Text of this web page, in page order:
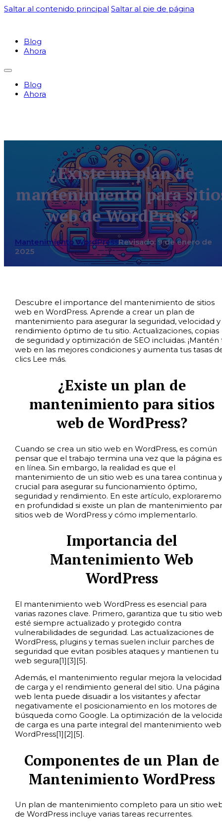
Saltar al contenido principal Saltar al pie de página
Blog
Ahora
Blog
Ahora
¿Existe un plan de
mantenimiento para
web de WordPress?
Mantenimiento WordPressRevisado: 9 de enero de
2025
Descubre el importance del mantenimiento de sitios
web en WordPress. Aprende a crear un plan de
mantenimiento para asegurar la seguridad, velocidad y
rendimiento óptimo de tu sitio. Actualizaciones, copias
de seguridad y optimización de SEO incluidas. ¡Mantén
web en las mejores condiciones y aumenta tus tasas
clics Lee más.
¿Existe un plan de
mantenimiento para sitios
web de WordPress?
Cuando se crea un sitio web en WordPress, es común
pensar que el trabajo termina una vez que la página
en línea. Sin embargo, la realidad es que el
mantenimiento de un sitio web es una tarea continua y
crucial para asegurar su funcionamiento óptimo,
seguridad y rendimiento. En este artículo,
en profundidad si existe un plan de mantenimiento
sitios web de WordPress y cómo implementarlo.
Importancia del
Mantenimiento Web
WordPress
El mantenimiento web WordPress es esencial para
varias razones clave. Primero, garantiza que tu sitio web
esté siempre actualizado y protegido contra
vulnerabilidades de seguridad. Las actualizaciones de
WordPress, plugins y temas suelen incluir parches de
seguridad que evitan posibles ataques y mantienen tu
web segura[1][3][5].
Además, el mantenimiento regular mejora la velocidad
de carga y el rendimiento general del sitio. Una página
web lenta puede disuadir a los visitantes y afectar
negativamente el posicionamiento en los motores de
búsqueda como Google. La optimización de la
de carga es una parte integral del mantenimiento web
WordPress[1][2][5].
Componentes de un Plan de
Mantenimiento WordPress
Un plan de mantenimiento completo para un sitio
de WordPress incluye varias tareas recurrentes.